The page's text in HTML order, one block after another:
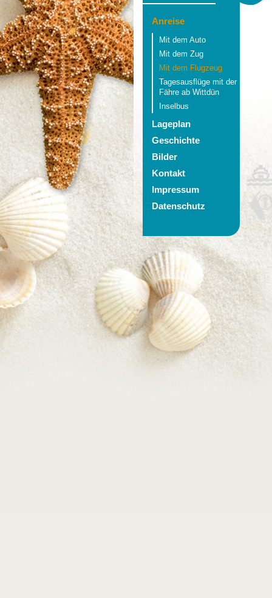
Anreise
Mit dem Auto
Mit dem Zug
Mit dem Flugzeug
Tagesausflüge mit der
Fähre ab Wittdün
Inselbus
Lageplan
Geschichte
Bilder
Kontakt
Impressum
Datenschutz